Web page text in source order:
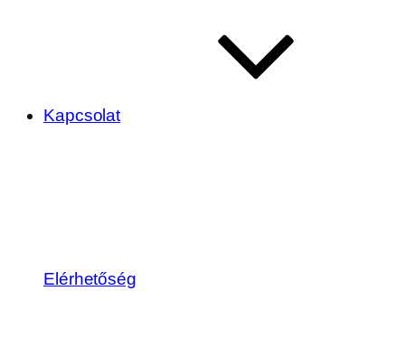
Kapcsolat
Elérhetőség